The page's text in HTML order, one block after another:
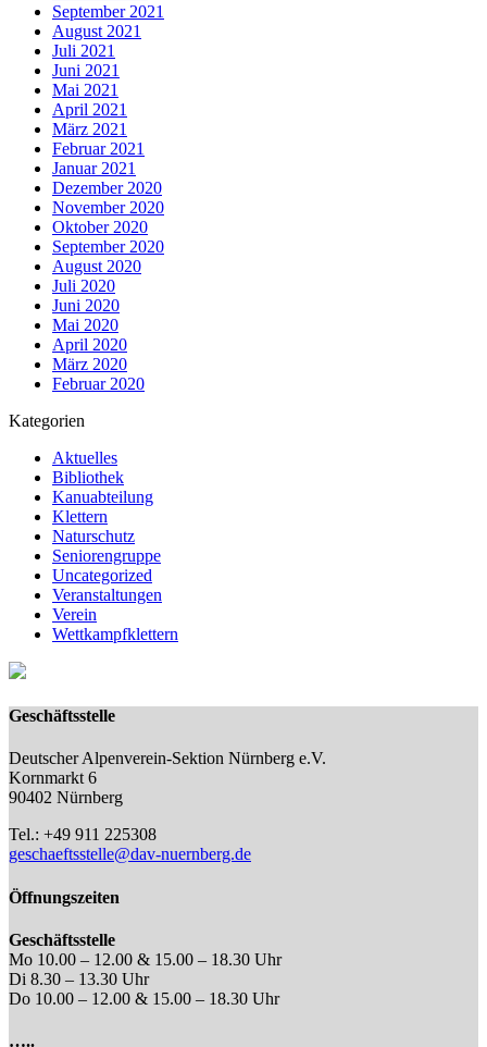
September 2021
August 2021
Juli 2021
Juni 2021
Mai 2021
April 2021
März 2021
Februar 2021
Januar 2021
Dezember 2020
November 2020
Oktober 2020
September 2020
August 2020
Juli 2020
Juni 2020
Mai 2020
April 2020
März 2020
Februar 2020
Kategorien
Aktuelles
Bibliothek
Kanuabteilung
Klettern
Naturschutz
Seniorengruppe
Uncategorized
Veranstaltungen
Verein
Wettkampfklettern
Geschäftsstelle
Deutscher Alpenverein-Sektion Nürnberg e.V.
Kornmarkt 6
90402 Nürnberg
Tel.: +49 911 225308
geschaeftsstelle@dav-nuernberg.de
Öffnungszeiten
Geschäftsstelle
Mo 10.00 – 12.00 & 15.00 – 18.30 Uhr
Di 8.30 – 13.30 Uhr
Do 10.00 – 12.00 & 15.00 – 18.30 Uhr
…..